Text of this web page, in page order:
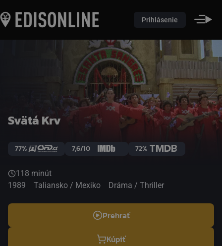
Prihlásenie
Svätá Krv
77% 7,6/10 72%
118 minút
1989
Taliansko / Mexiko Dráma / Thriller
Prehrať
Kúpiť